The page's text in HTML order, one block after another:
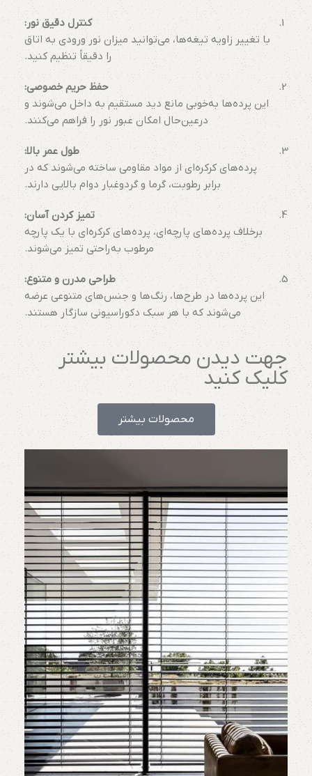
کنترل دقیق نور:
با تغییر زاویه تیغه‌ها، می‌توانید میزان نور ورودی به اتاق
را دقیقاً تنظیم کنید.
حفظ حریم خصوصی:
این پرده‌ها به‌خوبی مانع دید مستقیم به داخل می‌شوند و
درعین‌حال امکان عبور نور را فراهم می‌کنند.
طول عمر بالا:
پرده‌های کرکره‌ای از مواد مقاومی ساخته می‌شوند که در
برابر رطوبت، گرما و گردوغبار دوام بالایی دارند.
تمیز کردن آسان:
برخلاف پرده‌های پارچه‌ای، پرده‌های کرکره‌ای با یک پارچه
مرطوب به‌راحتی تمیز می‌شوند.
طراحی مدرن و متنوع:
این پرده‌ها در طرح‌ها، رنگ‌ها و جنس‌های متنوعی عرضه
می‌شوند که با هر سبک دکوراسیونی سازگار هستند.
جهت دیدن محصولات بیشتر
کلیک کنید
محصولات بیشتر